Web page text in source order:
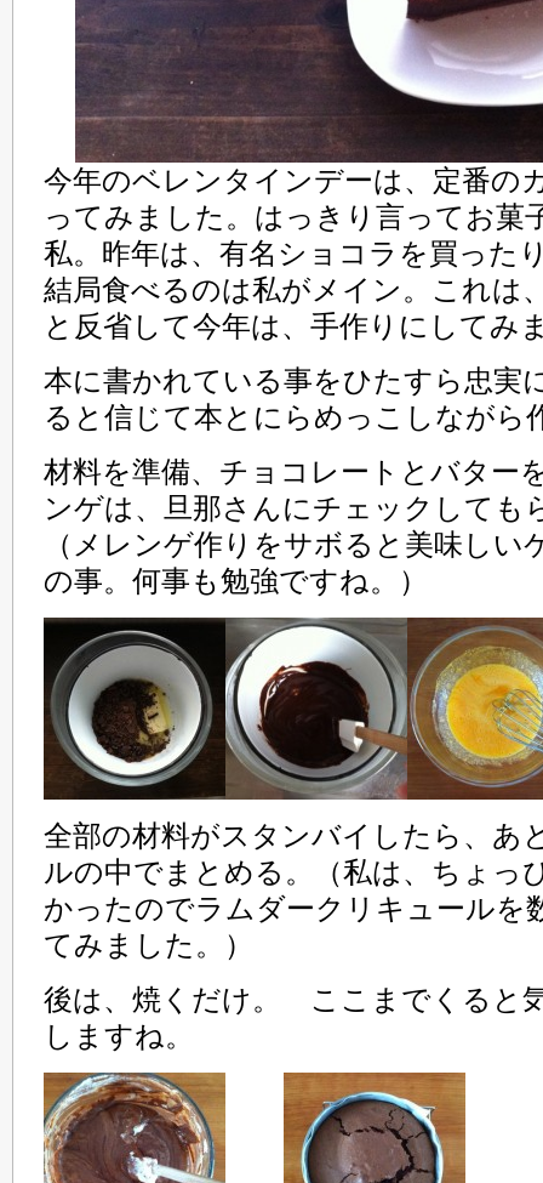
今年のベレンタインデーは、定番の
ってみました。はっきり言ってお菓
私。昨年は、有名ショコラを買った
結局食べるのは私がメイン。これは
と反省して今年は、手作りにしてみ
本に書かれている事をひたすら忠実
ると信じて本とにらめっこしながら
材料を準備、チョコレートとバター
ンゲは、旦那さんにチェックしても
（メレンゲ作りをサボると美味しい
の事。何事も勉強ですね。）
全部の材料がスタンバイしたら、あ
ルの中でまとめる。（私は、ちょっ
かったのでラムダークリキュールを
てみました。）
後は、焼くだけ。 ここまでくると
しますね。